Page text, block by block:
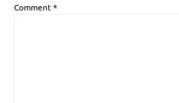
Comment*